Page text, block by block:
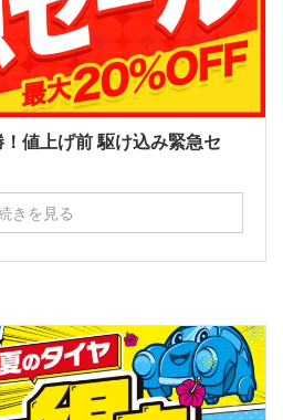
！値上げ前 駆け込み緊急セ
きを見る